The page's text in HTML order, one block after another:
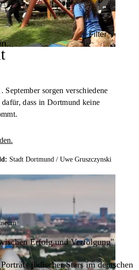
September sorgen verschiedene
dass in Dortmund keine
Stadt Dortmund / Uwe Gruszczynski
auswählen. Viel Spaß!
Filter
Erfolg und Verfolgung"
jüdischer Stars im deutschen